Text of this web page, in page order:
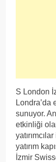
S London
Londra’da
sunuyor.
etkinliği
yatırım
İzmir